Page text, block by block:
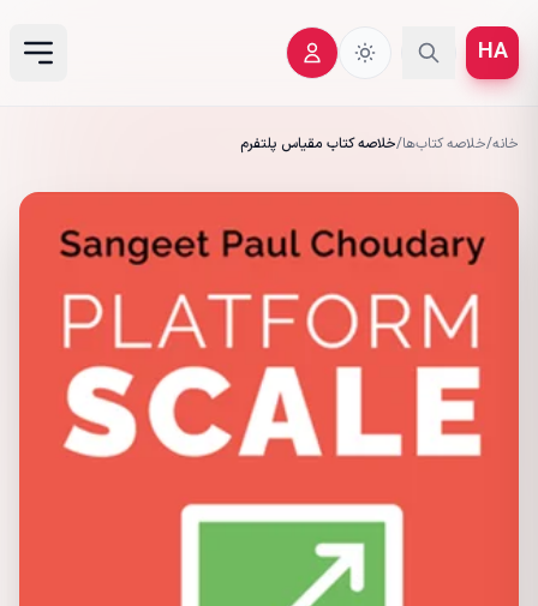
HA
خانه/خلاصه کتاب‌ها/خلاصه کتاب مقیاس پلتفرم